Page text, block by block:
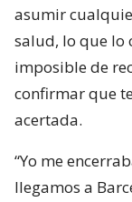
asumir
salud, lo que lo
imposible de
confirmar que
acertada.
“Yo me
llegamos a